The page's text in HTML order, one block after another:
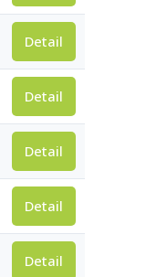
Detail
Detail
Detail
Detail
Detail